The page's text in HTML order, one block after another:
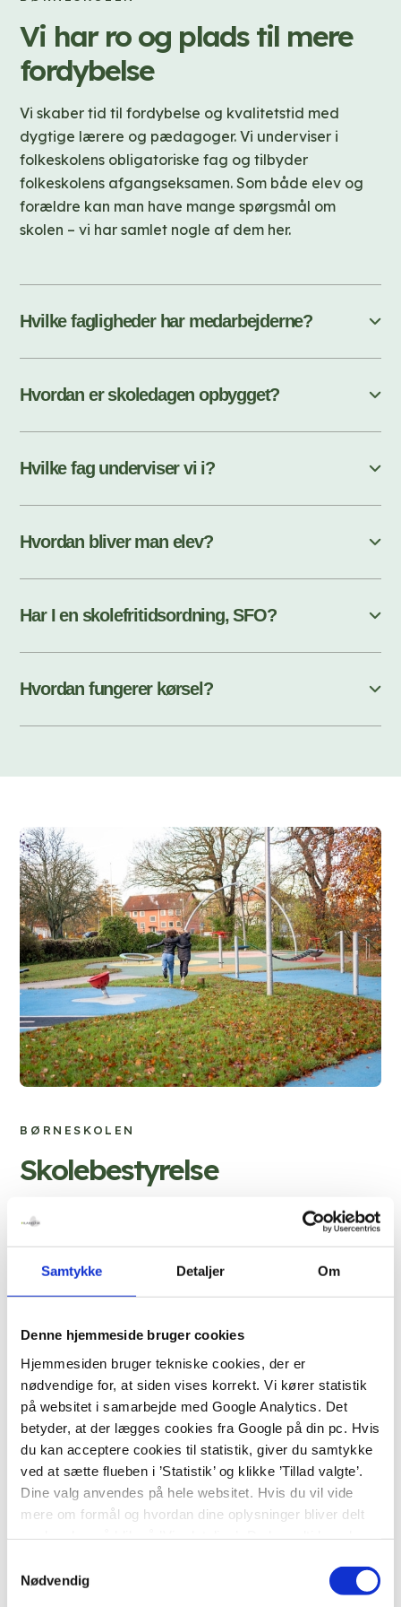
Samtykke Detaljer Om
Denne hjemmeside bruger cookies
Hjemmesiden bruger tekniske cookies, der er
nødvendige for, at siden vises korrekt. Vi kører statistik
på websitet i samarbejde med Google Analytics. Det
betyder, at der lægges cookies fra Google på din pc. Hvis
du kan acceptere cookies til statistik, giver du samtykke
ved at sætte flueben i ’Statistik’ og klikke ’Tillad valgte’.
Dine valg anvendes på hele websitet. Hvis du vil vide
mere om formål og hvordan dine oplysninger bliver delt
i nederste venstre hjørne på websitet.
Nødvendig
Vi har ro og plads til mere
fordybelse
Vi skaber tid til fordybelse og kvalitetstid med
dygtige lærere og pædagoger. Vi underviser i
folkeskolens obligatoriske fag og tilbyder
folkeskolens afgangseksamen. Som både elev og
forældre kan man have mange spørgsmål om
skolen – vi har samlet nogle af dem her.
Hvilke fagligheder har medarbejderne?
Hvordan er skoledagen opbygget?
Hvilke fag underviser vi i?
Hvordan bliver man elev?
Har I en skolefritidsordning, SFO?
Hvordan fungerer kørsel?
BØRNESKOLEN
Skolebestyrelse
Skolebestyrelsen består af seks medlemmer og to
suppleanter, der vælges af generalforsamlingen
hvert år i august/september. Medlemmerne er valgt
for to år ad gangen. Bestyrelsen har to-fire møder
Katrine Bøgsted-Møller, forælder
katrinebogstedmoller@gmail.com
Dorte Møller, forælder
dortedavid@gmail.com